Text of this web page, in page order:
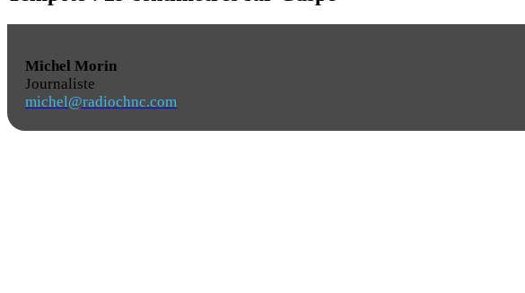
Michel Morin
Journaliste
michel@radiochnc.com